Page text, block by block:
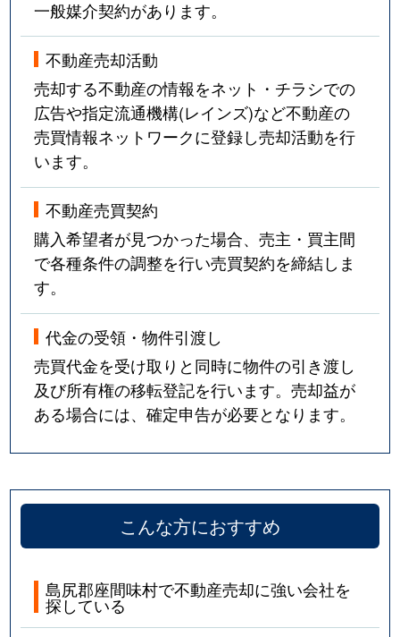
一般媒介契約があります。
不動産売却活動
売却する不動産の情報をネット・チラシでの
広告や指定流通機構(レインズ)など不動産の
売買情報ネットワークに登録し売却活動を行
います。
不動産売買契約
購入希望者が見つかった場合、売主・買主間
で各種条件の調整を行い売買契約を締結しま
す。
代金の受領・物件引渡し
売買代金を受け取りと同時に物件の引き渡し
及び所有権の移転登記を行います。売却益が
ある場合には、確定申告が必要となります。
こんな方におすすめ
島尻郡座間味村で不動産売却に強い会社を
探している